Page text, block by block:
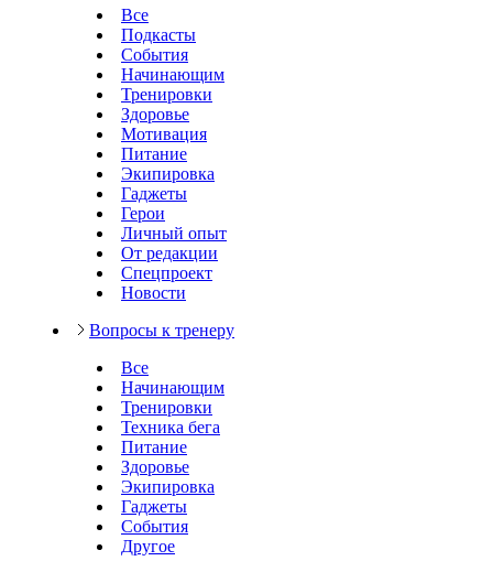
Все
Подкасты
События
Начинающим
Тренировки
Здоровье
Мотивация
Питание
Экипировка
Гаджеты
Герои
Личный опыт
От редакции
Спецпроект
Новости
Вопросы к тренеру
Все
Начинающим
Тренировки
Техника бега
Питание
Здоровье
Экипировка
Гаджеты
События
Другое